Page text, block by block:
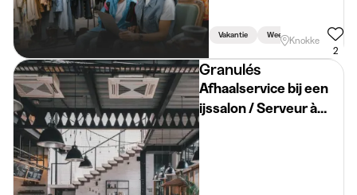
Vakantie Week Weekend
Knokke
2
Granulés
Afhaalservice bij een
ijssalon / Serveur à